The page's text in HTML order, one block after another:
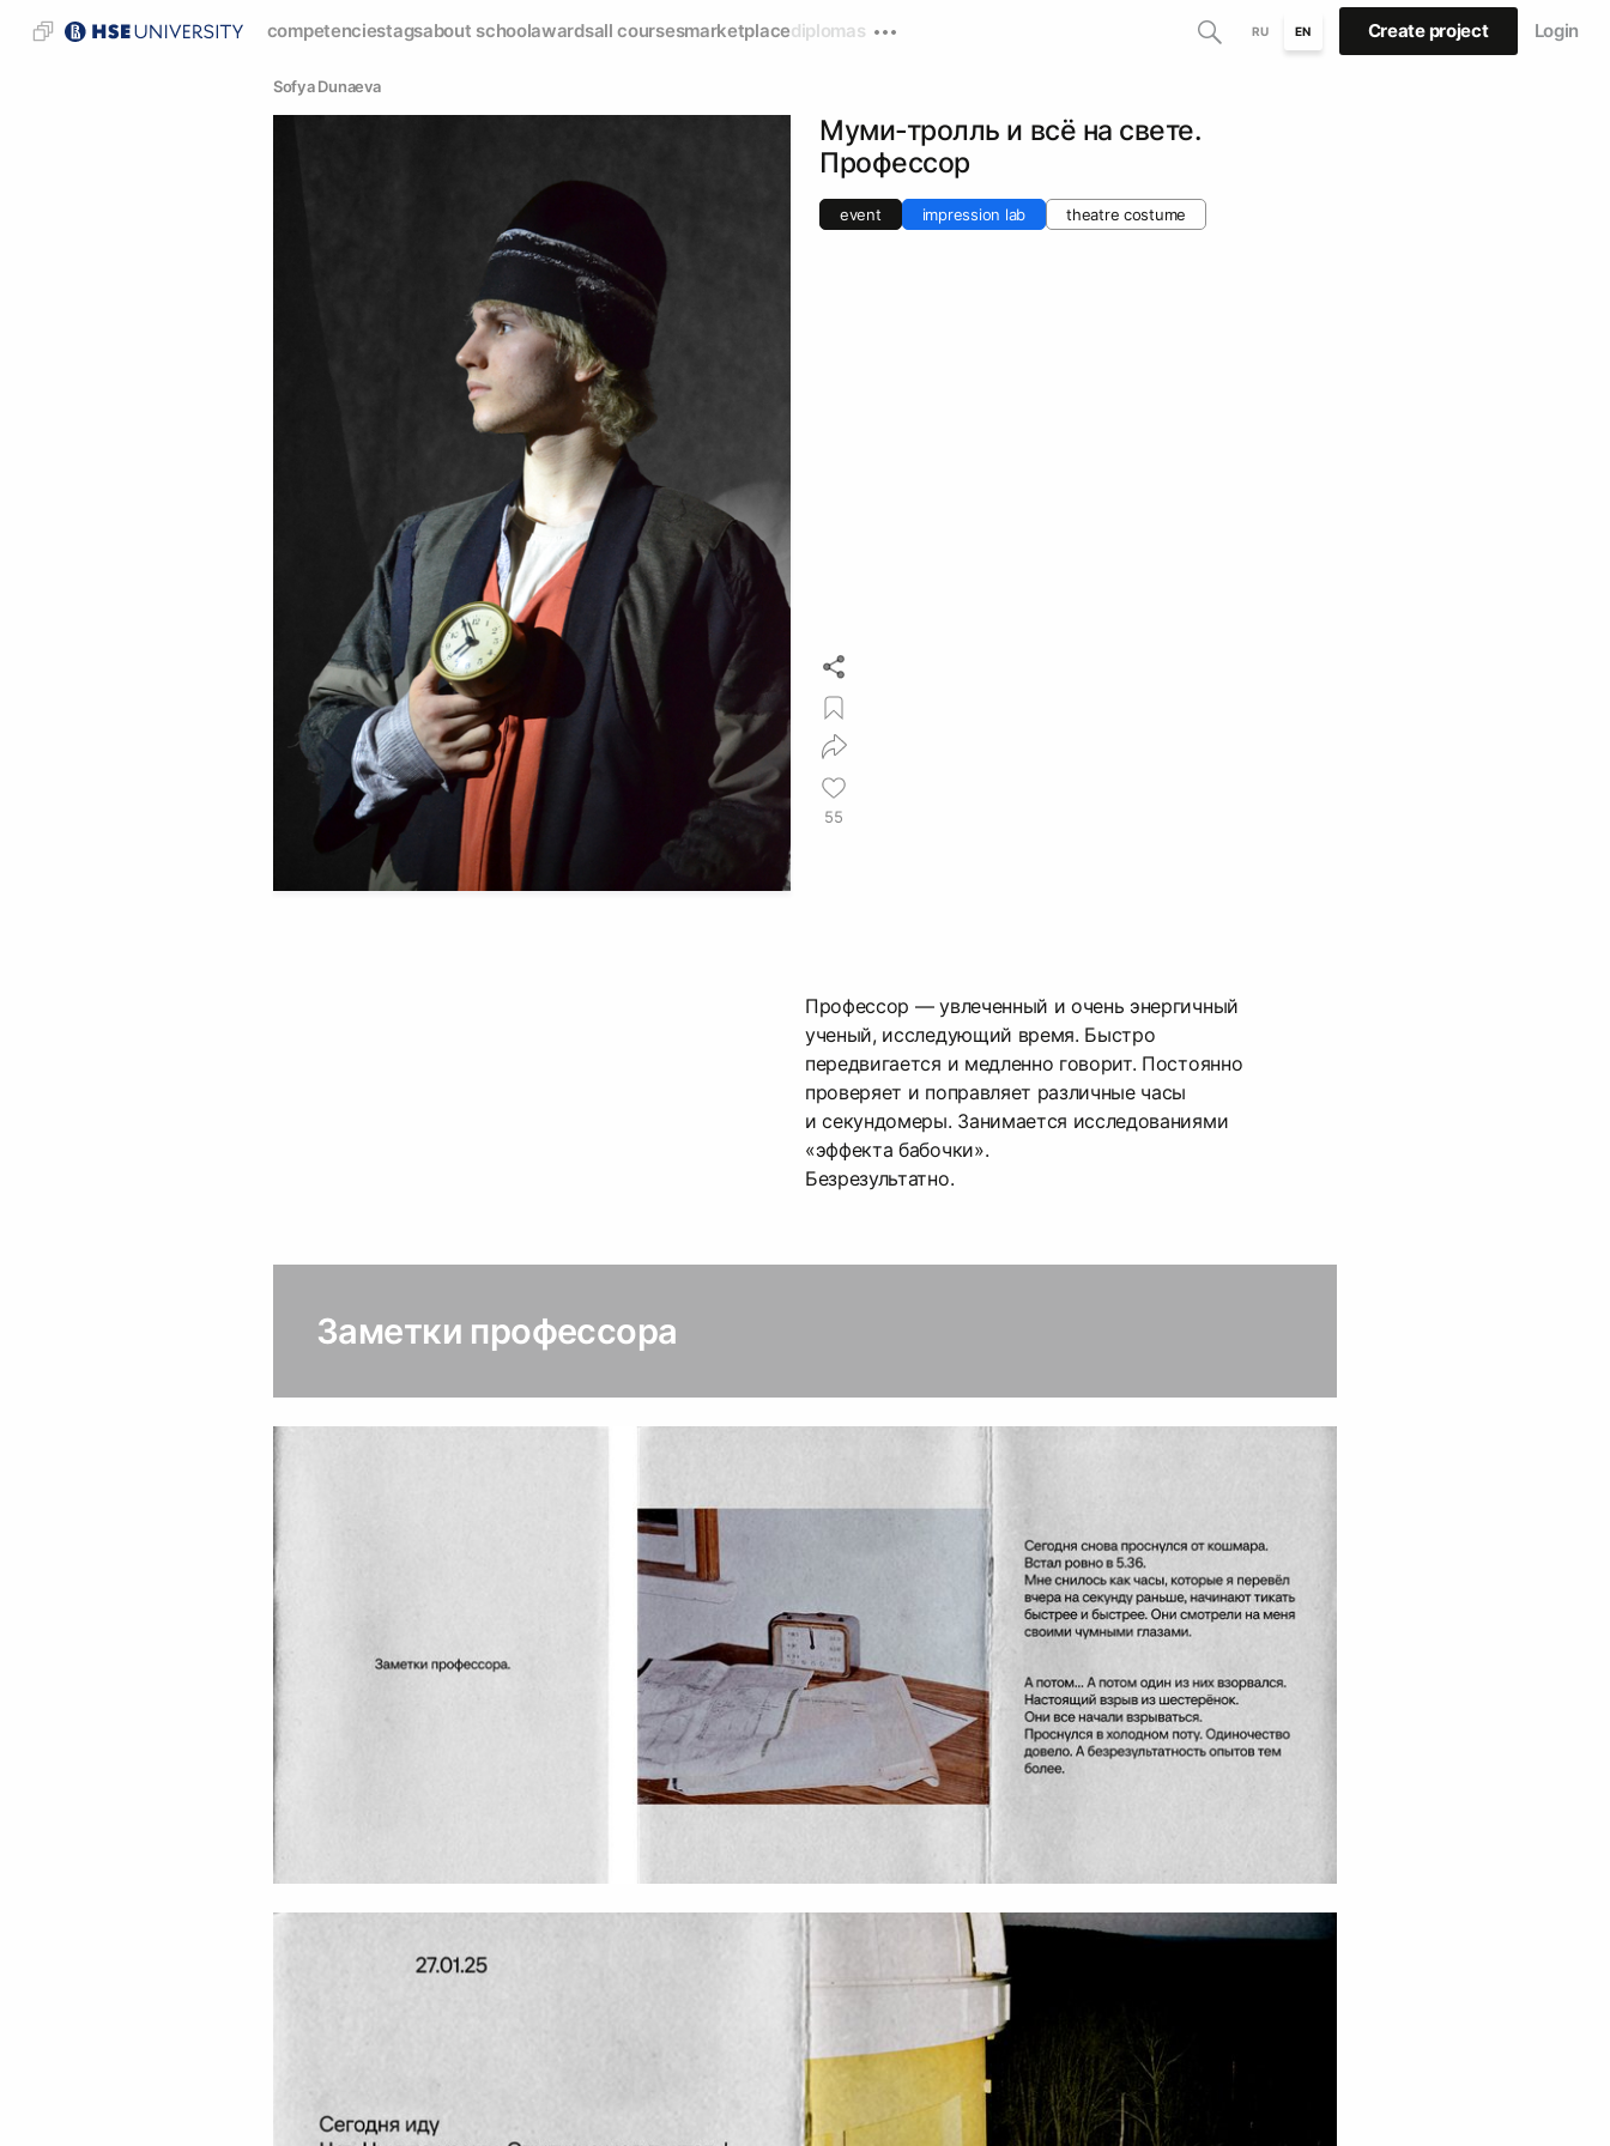
competenciestagsabout schoolawardsall coursesmarketplacediplomas RU EN Create project Login
Sofya Dunaeva
Муми-тролль и всё на свете.
Профессор
event impression lab theatre costume
55
Профессор — увлеченный и очень энергичный
ученый, исследующий время. Быстро
передвигается и медленно говорит. Постоянно
проверяет и поправляет различные часы
и секундомеры. Занимается исследованиями
«эффекта бабочки».
Безрезультатно.
Заметки профессора